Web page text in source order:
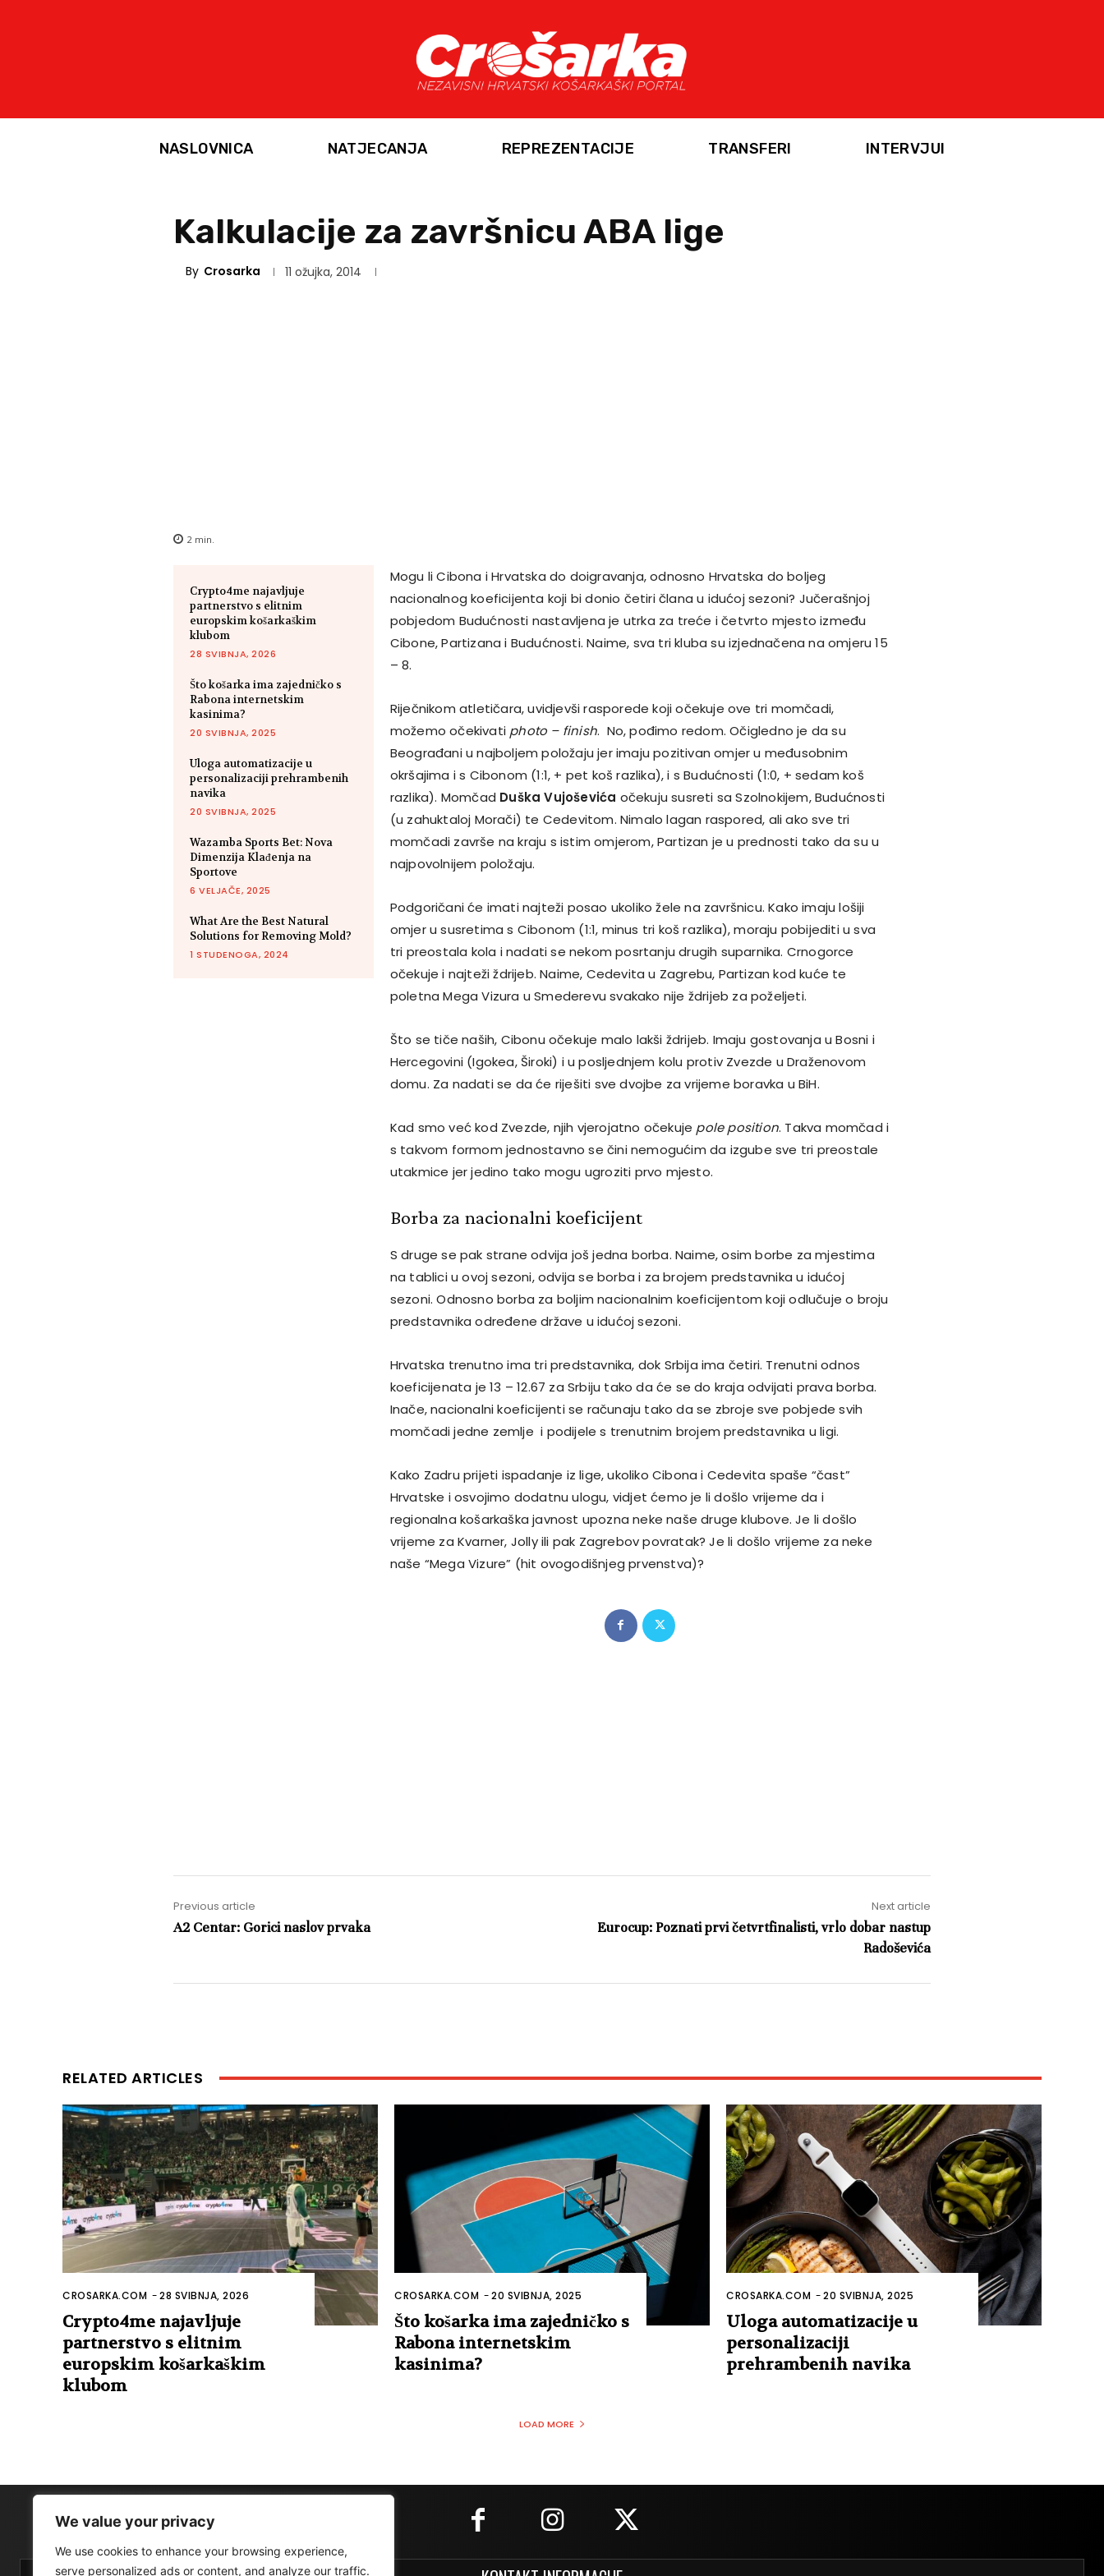
We value your privacy
We use cookies to enhance your browsing experience,
serve personalized ads or content, and analyze our traffic.
NASLOVNICA NATJECANJA REPREZENTACIJE TRANSFERI INTERVJUI
Kalkulacije za završnicu ABA lige
By Crosarka 11 ožujka, 2014
2 min.
Crypto4me najavljuje
partnerstvo s elitnim
europskim košarkaškim
klubom
28 SVIBNJA, 2026
Što košarka ima zajedničko s
Rabona internetskim
kasinima?
20 SVIBNJA, 2025
Uloga automatizacije u
personalizaciji prehrambenih
navika
20 SVIBNJA, 2025
Wazamba Sports Bet: Nova
Dimenzija Klađenja na
Sportove
6 VELJAČE, 2025
What Are the Best Natural
Solutions for Removing Mold?
1 STUDENOGA, 2024
Mogu li Cibona i Hrvatska do doigravanja, odnosno Hrvatska do boljeg
nacionalnog koeficijenta koji bi donio četiri člana u idućoj sezoni? Jučerašnjoj
pobjedom Budućnosti nastavljena je utrka za treće i četvrto mjesto između
Cibone, Partizana i Budućnosti. Naime, sva tri kluba su izjednačena na omjeru 15
– 8.
Riječnikom atletičara, uvidjevši rasporede koji očekuje ove tri momčadi,
možemo očekivati photo – finish. No, pođimo redom. Očigledno je da su
Beograđani u najboljem položaju jer imaju pozitivan omjer u međusobnim
okršajima i s Cibonom (1:1, + pet koš razlika), i s Budućnosti (1:0, + sedam koš
razlika). Momčad Duška Vujoševića očekuju susreti sa Szolnokijem, Budućnosti
(u zahuktaloj Morači) te Cedevitom. Nimalo lagan raspored, ali ako sve tri
momčadi završe na kraju s istim omjerom, Partizan je u prednosti tako da su u
najpovolnijem položaju.
Podgoričani će imati najteži posao ukoliko žele na završnicu. Kako imaju lošiji
omjer u susretima s Cibonom (1:1, minus tri koš razlika), moraju pobijediti u sva
tri preostala kola i nadati se nekom posrtanju drugih suparnika. Crnogorce
očekuje i najteži ždrijeb. Naime, Cedevita u Zagrebu, Partizan kod kuće te
poletna Mega Vizura u Smederevu svakako nije ždrijeb za poželjeti.
Što se tiče naših, Cibonu očekuje malo lakši ždrijeb. Imaju gostovanja u Bosni i
Hercegovini (Igokea, Široki) i u posljednjem kolu protiv Zvezde u Draženovom
domu. Za nadati se da će riješiti sve dvojbe za vrijeme boravka u BiH.
Kad smo već kod Zvezde, njih vjerojatno očekuje pole position. Takva momčad i
s takvom formom jednostavno se čini nemogućim da izgube sve tri preostale
utakmice jer jedino tako mogu ugroziti prvo mjesto.
Borba za nacionalni koeficijent
S druge se pak strane odvija još jedna borba. Naime, osim borbe za mjestima
na tablici u ovoj sezoni, odvija se borba i za brojem predstavnika u idućoj
sezoni. Odnosno borba za boljim nacionalnim koeficijentom koji odlučuje o broju
predstavnika određene države u idućoj sezoni.
Hrvatska trenutno ima tri predstavnika, dok Srbija ima četiri. Trenutni odnos
koeficijenata je 13 – 12.67 za Srbiju tako da će se do kraja odvijati prava borba.
Inače, nacionalni koeficijenti se računaju tako da se zbroje sve pobjede svih
momčadi jedne zemlje i podijele s trenutnim brojem predstavnika u ligi.
Kako Zadru prijeti ispadanje iz lige, ukoliko Cibona i Cedevita spaše “čast”
Hrvatske i osvojimo dodatnu ulogu, vidjet ćemo je li došlo vrijeme da i
regionalna košarkaška javnost upozna neke naše druge klubove. Je li došlo
vrijeme za Kvarner, Jolly ili pak Zagrebov povratak? Je li došlo vrijeme za neke
naše “Mega Vizure” (hit ovogodišnjeg prvenstva)?
Previous article
A2 Centar: Gorici naslov prvaka
Next article
Eurocup: Poznati prvi četvrtfinalisti, vrlo dobar nastup
Radoševića
RELATED ARTICLES
CROSARKA.COM -28 SVIBNJA, 2026
Crypto4me najavljuje
partnerstvo s elitnim
europskim košarkaškim
klubom
CROSARKA.COM -20 SVIBNJA, 2025
Što košarka ima zajedničko s
Rabona internetskim
kasinima?
CROSARKA.COM -20 SVIBNJA, 2025
Uloga automatizacije u
personalizaciji
prehrambenih navika
LOAD MORE